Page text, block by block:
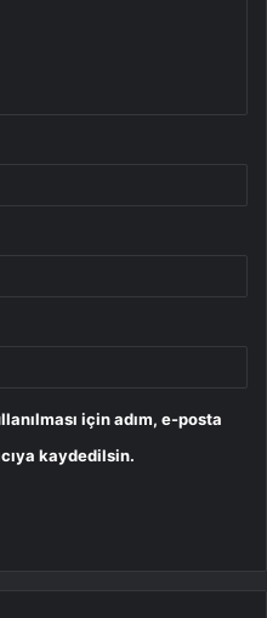
için adım, e-posta
kaydedilsin.